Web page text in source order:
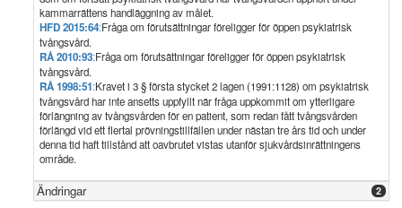
kammarrättens handläggning av målet.
HFD 2015:64:Fråga om förutsättningar föreligger för öppen psykiatrisk
tvångsvård.
RÅ 2010:93:Fråga om förutsättningar föreligger för öppen psykiatrisk
tvångsvård.
RÅ 1998:51:Kravet i 3 § första stycket 2 lagen (1991:1128) om psykiatrisk
tvångsvård har inte ansetts uppfyllt när fråga uppkommit om ytterligare
förlängning av tvångsvården för en patient, som redan fått tvångsvården
förlängd vid ett flertal prövningstillfällen under nästan tre års tid och under
denna tid haft tillstånd att oavbrutet vistas utanför sjukvårdsinrättningens
område.
Ändringar 2